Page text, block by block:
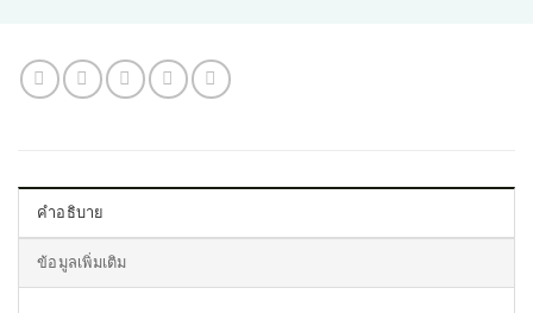
คำอธิบาย
ข้อมูลเพิ่มเติม